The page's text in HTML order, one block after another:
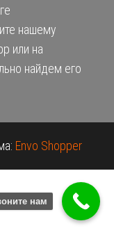
нашему
или на
найдем его
Envo Shopper
нам